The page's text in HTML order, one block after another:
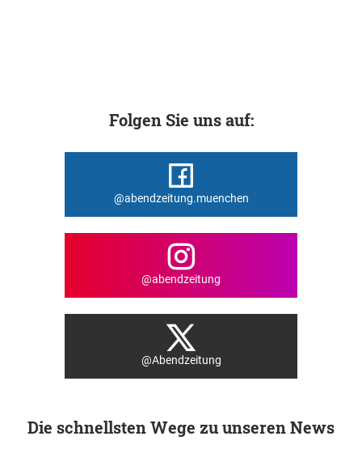
Folgen Sie uns auf:
@abendzeitung.muenchen
@abendzeitung
@Abendzeitung
Die schnellsten Wege zu unseren News